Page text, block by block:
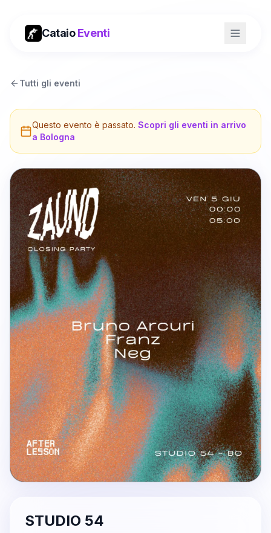
CataioEventi
Tutti gli eventi
Questo evento è passato. Scopri gli eventi in arrivo
a Bologna
STUDIO 54